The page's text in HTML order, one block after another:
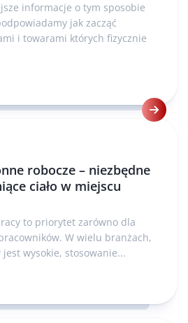
informacje o tym sposobie
jak zacząć
i towarami których fizycznie
robocze – niezbędne
ciało w miejscu
to priorytet zarówno dla
W wielu branżach,
wysokie, stosowanie...